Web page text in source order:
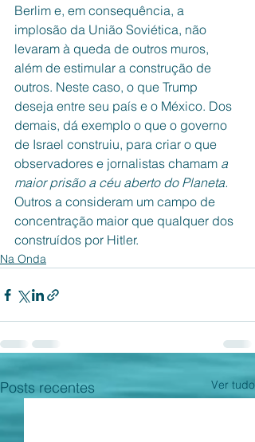
Berlim e, em consequência, a
implosão da União Soviética, não
levaram à queda de outros muros,
além de estimular a construção de
outros. Neste caso, o que Trump
deseja entre seu país e o México. Dos
demais, dá exemplo o que o governo
de Israel construiu, para criar o que
observadores e jornalistas chamam a
maior prisão a céu aberto do Planeta.
Outros a consideram um campo de
concentração maior que qualquer dos
construídos por Hitler.
Na Onda
Posts recentes Ver tudo